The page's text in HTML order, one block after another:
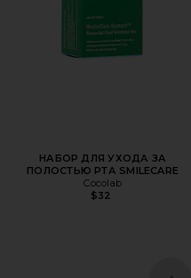
НАБОР ДЛЯ УХОДА ЗА
ПОЛОСТЬЮ РТА SMILECARE
Cocolab
$32